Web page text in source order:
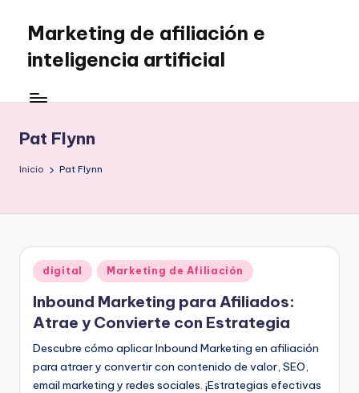
Saltar
contenido
Marketing de afiliación e
inteligencia artificial
Pat Flynn
Inicio Pat Flynn
Publicado
en
digital Marketing de Afiliación
Inbound Marketing para Afiliados:
Atrae y Convierte con Estrategia
Descubre cómo aplicar Inbound Marketing en afiliación
para atraer y convertir con contenido de valor, SEO,
email marketing y redes sociales. ¡Estrategias efectivas